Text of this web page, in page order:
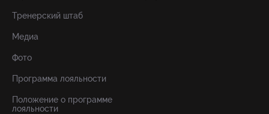
Тренерский штаб
Медиа
Фото
Программа лояльности
Положение о программе
лояльности